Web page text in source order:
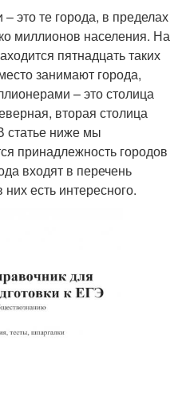
это те города, в пределах
миллионов населения. На
пятнадцать таких
занимают города,
– это столица
вторая столица
статье ниже мы
принадлежность городов
входят в перечень
есть интересного.